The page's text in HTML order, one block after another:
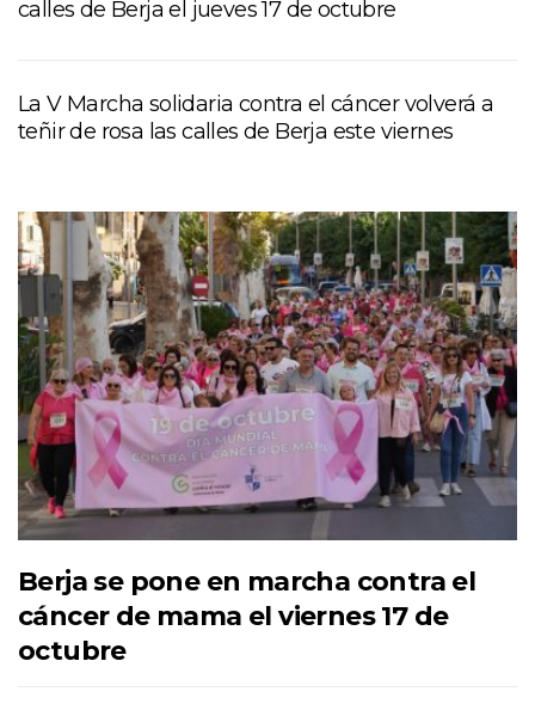
calles de Berja el jueves 17 de octubre
La V Marcha solidaria contra el cáncer volverá a
teñir de rosa las calles de Berja este viernes
Berja se pone en marcha contra el
cáncer de mama el viernes 17 de
octubre